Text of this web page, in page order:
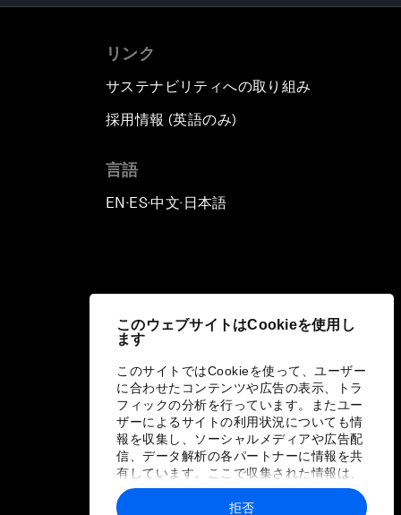
このウェブサイトはCookieを使用し
ます
このサイトではCookieを使って、ユーザー
に合わせたコンテンツや広告の表示、トラ
フィックの分析を行っています。またユー
ザーによるサイトの利用状況についても情
報を収集し、ソーシャルメディアや広告配
信、データ解析の各パートナーに情報を共
有しています。ここで収集された情報は、
ユーザーが各パートナーに提供した他の情
報や各パートナーのサービスを使用した際
拒否
リンク
サステナビリティへの取り組み
採用情報 (英語のみ)
言語
EN ▪ES▪中文▪ 日本語